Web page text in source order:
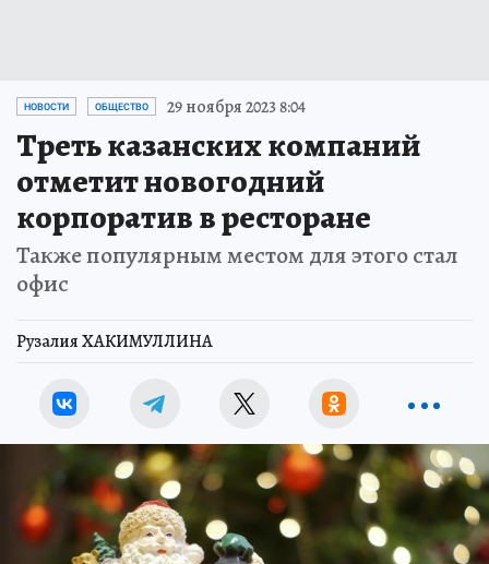
НОВОСТИ ОБЩЕСТВО 29 ноября 2023 8:04
Треть казанских компаний
отметит новогодний
корпоратив в ресторане
Также популярным местом для этого стал
офис
Рузалия ХАКИМУЛЛИНА